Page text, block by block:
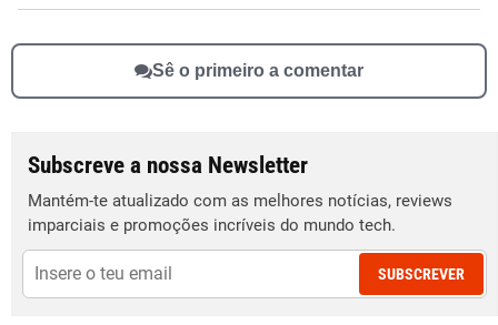
Sê o primeiro a comentar
Subscreve a nossa Newsletter
Mantém-te atualizado com as melhores notícias, reviews
imparciais e promoções incríveis do mundo tech.
SUBSCREVER